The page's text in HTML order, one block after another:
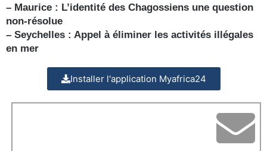
– Maurice : L’identité des Chagossiens une question
non-résolue
– Seychelles : Appel à éliminer les activités illégales
en mer
Installer l'application Myafrica24